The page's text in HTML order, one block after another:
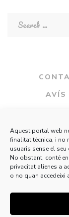
Aquest portal web
finalitat tècnica, i no
usuaris sense el seu
No obstant, conté
privacitat alienes a
o no quan accedeixi
AVÍS